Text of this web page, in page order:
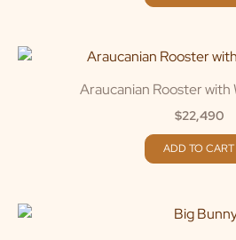
Araucanian Rooster with
$22,490
ADD TO CART